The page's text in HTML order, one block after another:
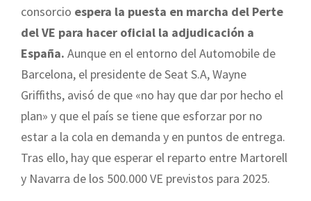
consorcio espera la puesta en marcha del Perte
del VE para hacer oficial la adjudicación a
España. Aunque en el entorno del Automobile de
Barcelona, el presidente de Seat S.A, Wayne
Griffiths, avisó de que «no hay que dar por hecho el
plan» y que el país se tiene que esforzar por no
estar a la cola en demanda y en puntos de entrega.
Tras ello, hay que esperar el reparto entre Martorell
y Navarra de los 500.000 VE previstos para 2025.